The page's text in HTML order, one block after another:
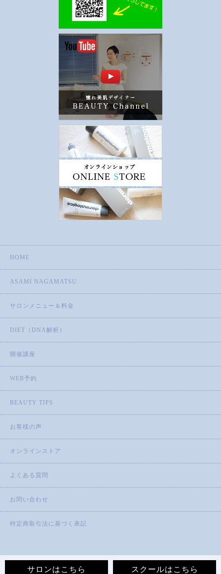
スクールはこちら
サロンはこちら
HOME
ASAMI NAGAMATSU
サロンメニュー＆料金
DIET（DNA解析）
開催講座
WEB予約
BEAUTY TIPS
お客様の声
オンラインストア
よくある質問
お問い合わせ
特定商取引法に基づく表記